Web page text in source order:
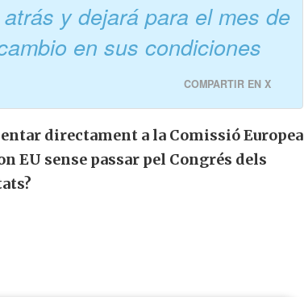
y dejará para el mes de
en sus condiciones
COMPARTIR EN X
directament a la Comissió Europea
EU sense passar pel Congrés dels